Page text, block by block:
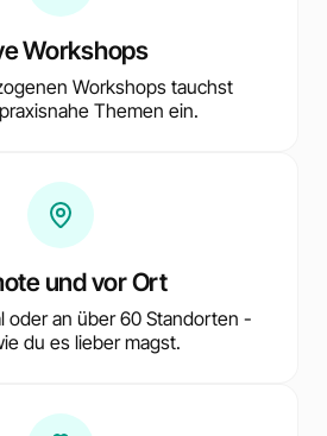
Workshops
Workshops tauchst
Themen ein.
und vor Ort
oder an über 60 Standorten -
du es lieber magst.